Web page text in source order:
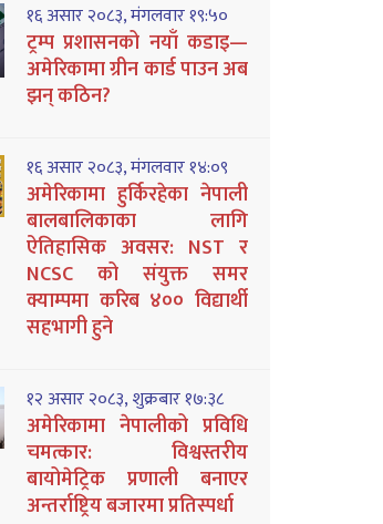
१६ असार २०८३, मंगलवार १९:५०
ट्रम्प प्रशासनको नयाँ कडाइ—
अमेरिकामा ग्रीन कार्ड पाउन अब
झन् कठिन?
१६ असार २०८३, मंगलवार १४:०९
अमेरिकामा हुर्किरहेका नेपाली
बालबालिकाका लागि
ऐतिहासिक अवसर: NST र
NCSC को संयुक्त समर
क्याम्पमा करिब ४०० विद्यार्थी
सहभागी हुने
१२ असार २०८३, शुक्रबार १७:३८
अमेरिकामा नेपालीको प्रविधि
चमत्कार: विश्वस्तरीय
बायोमेट्रिक प्रणाली बनाएर
अन्तर्राष्ट्रिय बजारमा प्रतिस्पर्धा